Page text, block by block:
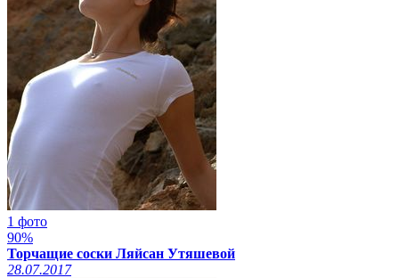
1 фото
90%
Торчащие соски Ляйсан Утяшевой
28.07.2017